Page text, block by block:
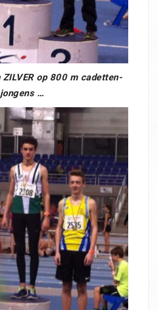
op 800 m cadetten-
jongens …